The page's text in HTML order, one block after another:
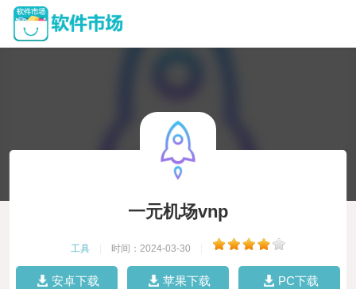
一元机场vnp
工具 时间：2024-03-30
安卓下载 苹果下载 PC下载